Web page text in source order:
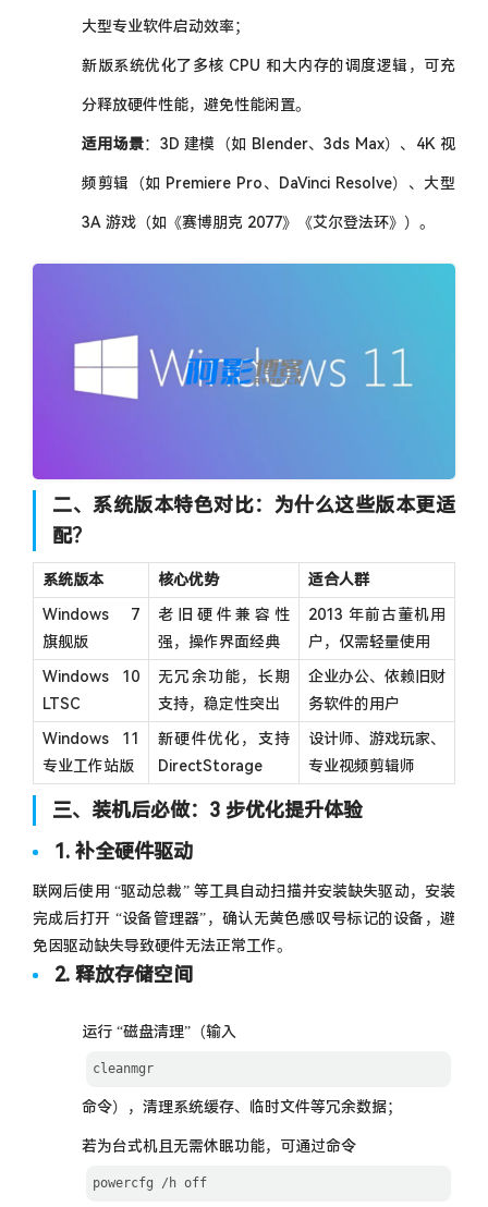
大型专业软件启动效率；
新版系统优化了多核 CPU 和大内存的调度逻辑，可充
分释放硬件性能，避免性能闲置。
适用场景：3D 建模（如 Blender、3ds Max）、4K 视
频剪辑（如 Premiere Pro、DaVinci Resolve）、大型
3A 游戏（如《赛博朋克 2077》《艾尔登法环》）。
二、系统版本特色对比：为什么这些版本更适
配？
系统版本 核心优势
适合人群
Windows 7
旗舰版
老旧硬件兼容性
强，操作界面经典
2013 年前古董机用
户，仅需轻量使用
Windows 10
LTSC
无冗余功能，长期
支持，稳定性突出
企业办公、依赖旧财
务软件的用户
Windows 11
专业工作站版
新硬件优化，支持
DirectStorage
设计师、游戏玩家、
专业视频剪辑师
三、装机后必做：3 步优化提升体验
1. 补全硬件驱动
联网后使用 “驱动总裁” 等工具自动扫描并安装缺失驱动，安装
完成后打开 “设备管理器”，确认无黄色感叹号标记的设备，避
免因驱动缺失导致硬件无法正常工作。
2. 释放存储空间
运行 “磁盘清理”（输入
cleanmgr
命令），清理系统缓存、临时文件等冗余数据；
若为台式机且无需休眠功能，可通过命令
powercfg /h off